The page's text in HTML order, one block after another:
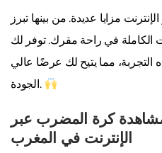
مزايا عديدة. من بينها تبرز
الكاملة في راحة مقرك. توفر لك
مما يتيح لك عرضًا عالي
الجودة.
كرة المضرب عبر
الإنترنت في المغرب